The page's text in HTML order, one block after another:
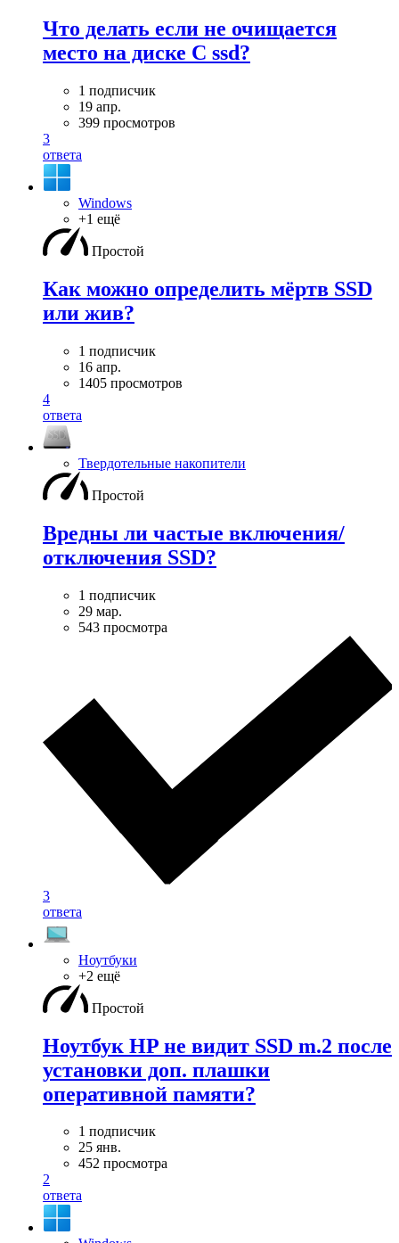
Что делать если не очищается
место на диске C ssd?
1 подписчик
19 апр.
399 просмотров
3
ответа
Windows
+1 ещё
Простой
Как можно определить мёртв SSD
или жив?
1 подписчик
16 апр.
1405 просмотров
4
ответа
Твердотельные накопители
Простой
Вредны ли частые включения/
отключения SSD?
1 подписчик
29 мар.
543 просмотра
3
ответа
Ноутбуки
+2 ещё
Простой
Ноутбук HP не видит SSD m.2 после
установки доп. плашки
оперативной памяти?
1 подписчик
25 янв.
452 просмотра
2
ответа